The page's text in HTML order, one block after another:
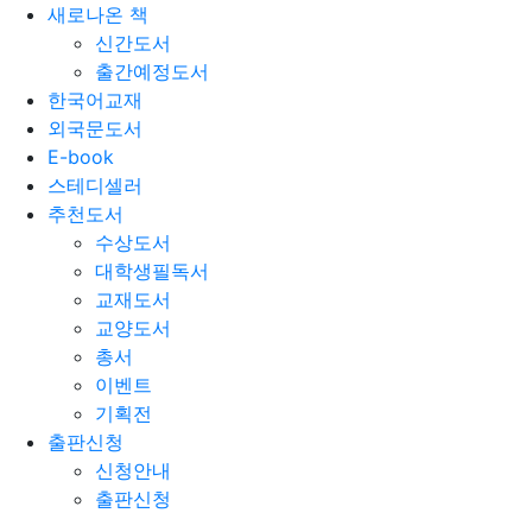
새로나온 책
신간도서
출간예정도서
한국어교재
외국문도서
E-book
스테디셀러
추천도서
수상도서
대학생필독서
교재도서
교양도서
총서
이벤트
기획전
출판신청
신청안내
출판신청